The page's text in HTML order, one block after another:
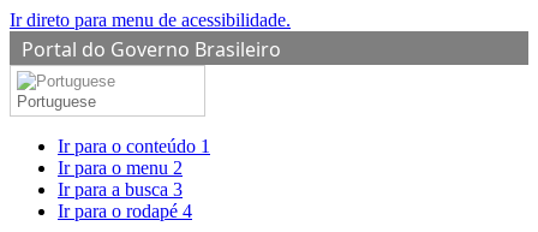
Ir direto para menu de acessibilidade.
Portal do Governo Brasileiro
Portuguese
Ir para o conteúdo 1
Ir para o menu 2
Ir para a busca 3
Ir para o rodapé 4